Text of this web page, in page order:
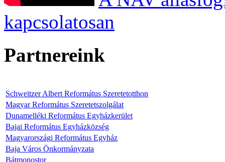
kapcsolatosan
Partnereink
Schweitzer Albert Református Szeretetotthon
Magyar Református Szeretetszolgálat
Dunamelléki Református Egyházkerület
Bajai Református Egyházközség
Magyarországi Református Egyház
Baja Város Önkormányzata
Bátmonostor